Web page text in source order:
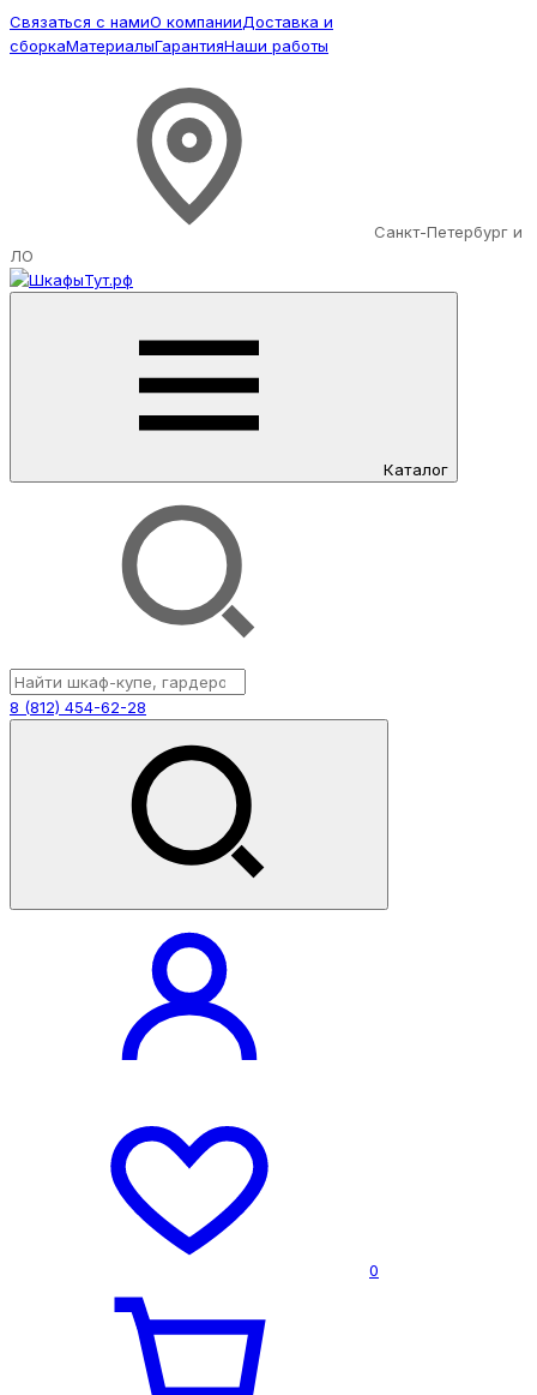
Связаться с намиО компанииДоставка и
сборкаМатериалыГарантияНаши работы
Санкт-Петербург и
ЛО
Каталог
8 (812) 454-62-28
0